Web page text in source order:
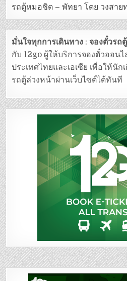
รถตู้หมอชิต – พัทยา โดย วงสาย
มั่นใจทุกการเดินทาง :จองตั๋วรถ
กับ 12go ผู้ให้บริการจองตั๋วออน
ประเทศไทยและเอเซีย เพื่อให้นั
รถตู้ล่วงหน้าผ่านเว็บไซต์ได้ทันที